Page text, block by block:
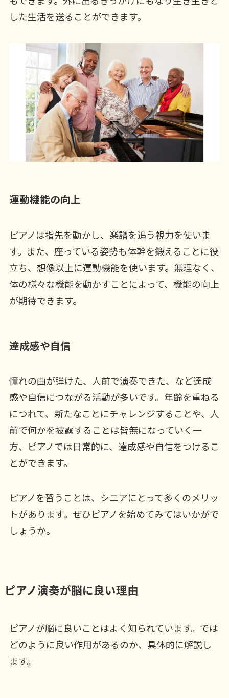
した生活を送ることができます。
運動機能の向上
ピアノは指先を動かし、楽譜を追う視力を使いま
す。また、座っている姿勢も体幹を鍛えることに役
立ち、想像以上に運動機能を使います。無理なく、
体の様々な機能を動かすことによって、機能の向上
が期待できます。
達成感や自信
憧れの曲が弾けた、人前で演奏できた、など達成
感や自信につながる活動が多いです。年齢を重ねる
につれて、新たなことにチャレンジすることや、人
前で何かを披露することは皆無になっていく一
方、ピアノでは日常的に、達成感や自信をつけるこ
とができます。
ピアノを習うことは、シニアにとって多くのメリッ
トがあります。ぜひピアノを始めてみてはいかがで
しょうか。
ピアノ演奏が脳に良い理由
ピアノが脳に良いことはよく知られています。では
どのように良い作用があるのか、具体的に解説し
ます。